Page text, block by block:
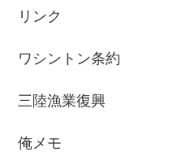
リンク
ワシントン条約
三陸漁業復興
俺メモ